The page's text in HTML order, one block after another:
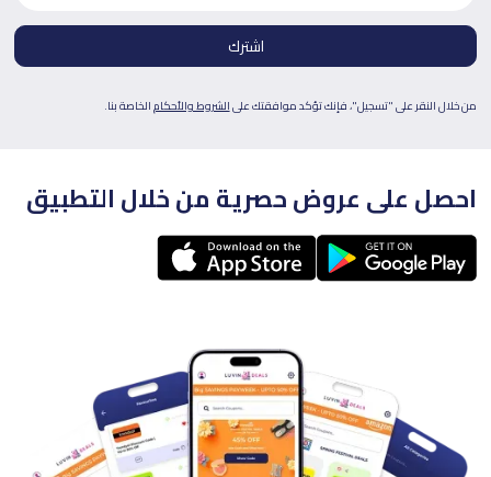
من خلال النقر على "تسجيل"، فإنك تؤكد موافقتك علىالشروط والأحكامالخاصة بنا.
احصل على عروض حصرية من خلال التطبيق